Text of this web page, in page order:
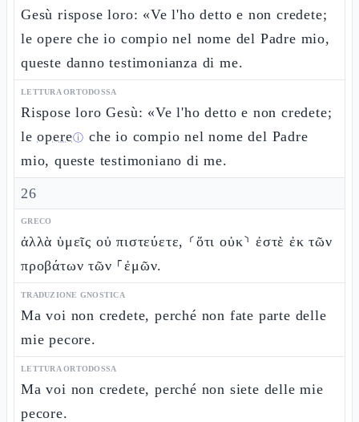
Gesù rispose loro: «Ve l'ho detto e non credete;
le opere che io compio nel nome del Padre mio,
queste danno testimonianza di me.
LETTURA ORTODOSSA
Rispose loro Gesù: «Ve l'ho detto e non credete;
leopereⓘ che io compio nel nome del Padre
mio, queste testimoniano di me.
26
GRECO
ἀλλὰ ὑμεῖς οὐ πιστεύετε, ⸂ὅτι οὐκ⸃ ἐστὲ ἐκ τῶν
προβάτων τῶν ⸀ἐμῶν.
TRADUZIONE GNOSTICA
Ma voi non credete, perché non fate parte delle
mie pecore.
LETTURA ORTODOSSA
Ma voi non credete, perché non siete delle mie
pecore.